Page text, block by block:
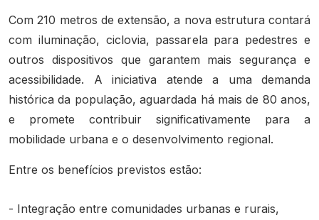
Com 210 metros de extensão, a nova estrutura contará
com iluminação, ciclovia, passarela para pedestres e
outros dispositivos que garantem mais segurança e
acessibilidade. A iniciativa atende a uma demanda
histórica da população, aguardada há mais de 80 anos,
e promete contribuir significativamente para a
mobilidade urbana e o desenvolvimento regional.
Entre os benefícios previstos estão:
- Integração entre comunidades urbanas e rurais,